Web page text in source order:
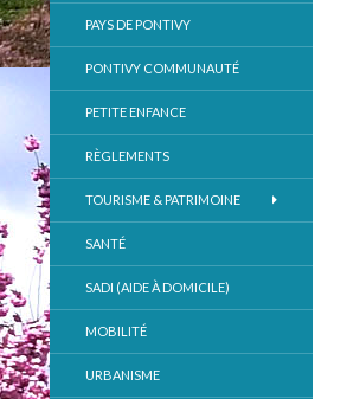
PAYS DE PONTIVY
PONTIVY COMMUNAUTÉ
PETITE ENFANCE
RÈGLEMENTS
TOURISME & PATRIMOINE
SANTÉ
SADI (AIDE À DOMICILE)
MOBILITÉ
URBANISME